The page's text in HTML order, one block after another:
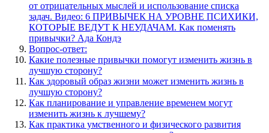
от отрицательных мыслей и использование списка
задач. Видео: 6 ПРИВЫЧЕК НА УРОВНЕ ПСИХИКИ,
КОТОРЫЕ ВЕДУТ К НЕУДАЧАМ. Как поменять
привычки? Ада Кондэ
Вопрос-ответ:
Какие полезные привычки помогут изменить жизнь в
лучшую сторону?
Как здоровый образ жизни может изменить жизнь в
лучшую сторону?
Как планирование и управление временем могут
изменить жизнь к лучшему?
Как практика умственного и физического развития